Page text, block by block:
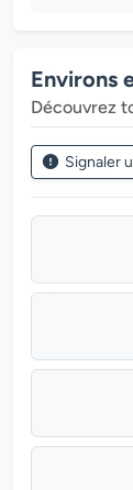
Environs
Découvrez
Signaler